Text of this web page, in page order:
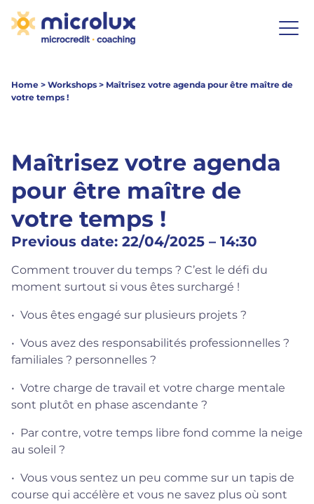
Home > Workshops > Maîtrisez votre agenda pour être maître de
votre temps !
Maîtrisez votre agenda
pour être maître de
votre temps !
Previous date: 22/04/2025 – 14:30
Comment trouver du temps ? C’est le défi du
moment surtout si vous êtes surchargé !
• Vous êtes engagé sur plusieurs projets ?
• Vous avez des responsabilités professionnelles ?
familiales ? personnelles ?
• Votre charge de travail et votre charge mentale
sont plutôt en phase ascendante ?
• Par contre, votre temps libre fond comme la neige
au soleil ?
• Vous vous sentez un peu comme sur un tapis de
course qui accélère et vous ne savez plus où sont